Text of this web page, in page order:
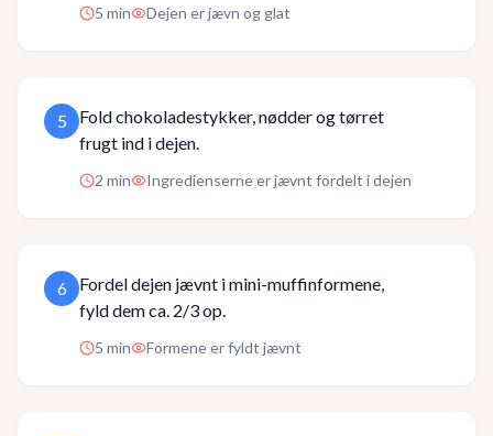
5 min Dejen er jævn og glat
5
Fold chokoladestykker, nødder og tørret
frugt ind i dejen.
2 min Ingredienserne er jævnt fordelt i dejen
6
Fordel dejen jævnt i mini-muffinformene,
fyld dem ca. 2/3 op.
5 min Formene er fyldt jævnt